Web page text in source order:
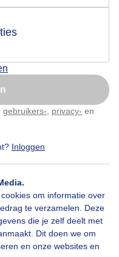
gebruikers- privacy- en
Inloggen
om informatie over
te verzamelen. Deze
die je zelf deelt met
Dit doen we om
en onze websites en
popup
later
te passen